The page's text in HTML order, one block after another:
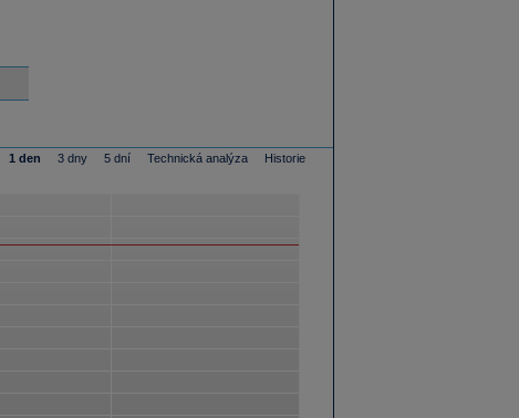
1 den 3 dny 5 dní Technická analýza Historie